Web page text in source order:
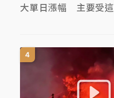
大單日漲幅 主要受